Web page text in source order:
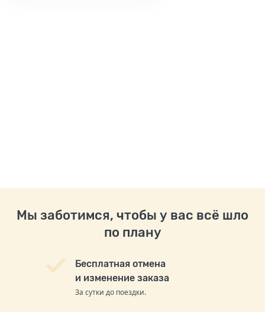
Мы заботимся, чтобы у вас всё шло
по плану
Бесплатная отмена
и изменение заказа
За сутки до поездки.